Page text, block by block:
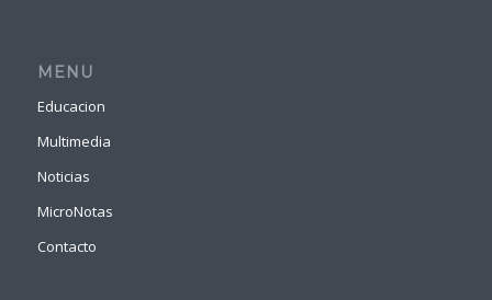
MENU
Educacion
Multimedia
Noticias
MicroNotas
Contacto